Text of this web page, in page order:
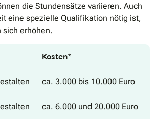
die Stundensätze variieren. Auch
eine spezielle Qualifikation nötig ist,
sich erhöhen.
Kosten*
ca. 3.000 bis 10.000 Euro
ca. 6.000 und 20.000 Euro